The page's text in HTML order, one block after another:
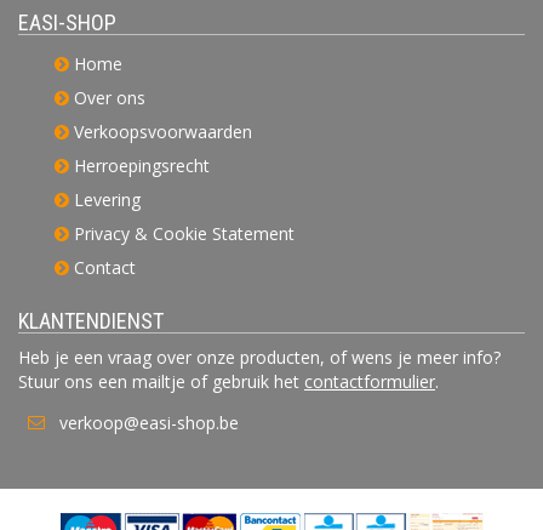
EASI-SHOP
Home
Over ons
Verkoopsvoorwaarden
Herroepingsrecht
Levering
Privacy & Cookie Statement
Contact
KLANTENDIENST
Heb je een vraag over onze producten, of wens je meer info?
Stuur ons een mailtje of gebruik het contactformulier.
verkoop@easi-shop.be